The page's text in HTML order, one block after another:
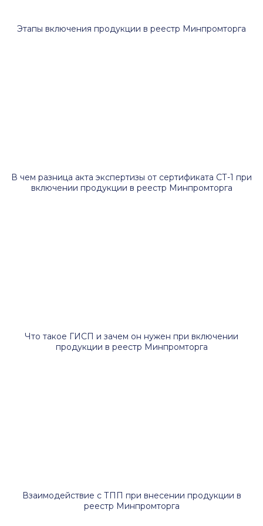
Этапы включения продукции в реестр Минпромторга
В чем разница акта экспертизы от сертификата СТ-1 при
включении продукции в реестр Минпромторга
Что такое ГИСП и зачем он нужен при включении
продукции в реестр Минпромторга
Взаимодействие с ТПП при внесении продукции в
реестр Минпромторга